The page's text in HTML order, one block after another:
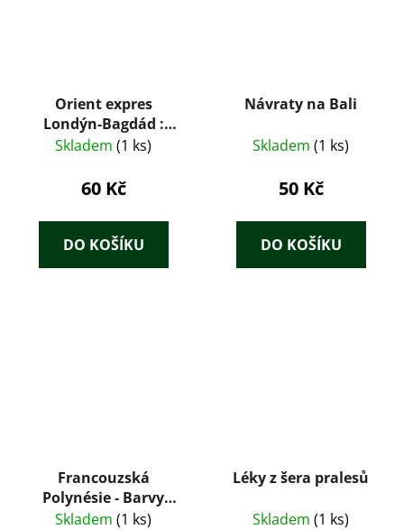
Orient expres
Londýn-Bagdád :
historií i přítomností
Christie
Skladem (1 ks)
60 Kč
DO KOŠÍKU
Návraty na Bali
Skladem (1 ks)
50 Kč
DO KOŠÍKU
Francouzská
Polynésie - Barvy
Oceánie
Skladem (1 ks)
Léky z šera pralesů
Skladem (1 ks)